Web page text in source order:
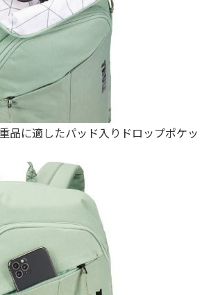
品に適したパッド⼊りドロップポケッ